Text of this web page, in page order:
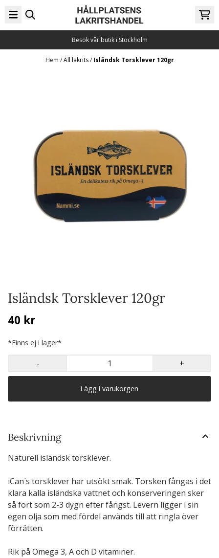
Hoppa till innehåll
Besök vår butik i Stockholm
Hem /All lakrits/ Isländsk Torsklever 120gr
Isländsk Torsklever 120gr
40 kr
*Finns ej i lager*
- +
Beskrivning
Naturell isländsk torsklever.
iCan´s torsklever har utsökt smak. Torsken fångas i det
klara kalla isländska vattnet och konserveringen sker
så fort som 2-3 dygn efter fångst. Levern ligger i sin
egen olja som med fördel används till att ringla över
förrätten.
Rik på Omega 3, A och D vitaminer.